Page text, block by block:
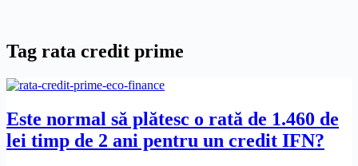
Tag rata credit prime
Este normal să plătesc o rată de 1.460 de
lei timp de 2 ani pentru un credit IFN?